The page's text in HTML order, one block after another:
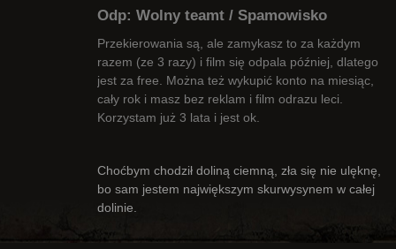
Odp: Wolny teamt / Spamowisko
Przekierowania są, ale zamykasz to za każdym
razem (ze 3 razy) i film się odpala później, dlatego
jest za free. Można też wykupić konto na miesiąc,
cały rok i masz bez reklam i film odrazu leci.
Korzystam już 3 lata i jest ok.
Choćbym chodził doliną ciemną, zła się nie ulęknę,
bo sam jestem największym skurwysynem w całej
dolinie.